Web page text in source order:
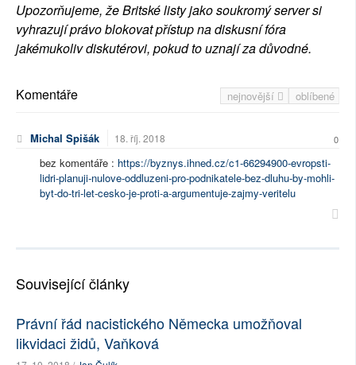
Upozorňujeme, že Britské listy jako soukromý server si
vyhrazují právo blokovat přístup na diskusní fóra
jakémukoliv diskutérovi, pokud to uznají za důvodné.
nejnovější oblíbené
Komentáře
Michal Spišák 18. říj. 2018 0
bez komentáře : https://byznys.ihned.cz/c1-66294900-evropsti-
lidri-planuji-nulove-oddluzeni-pro-podnikatele-bez-dluhu-by-mohli-
byt-do-tri-let-cesko-je-proti-a-argumentuje-zajmy-veritelu
Související články
Právní řád nacistického Německa umožňoval
likvidaci židů, Vaňková